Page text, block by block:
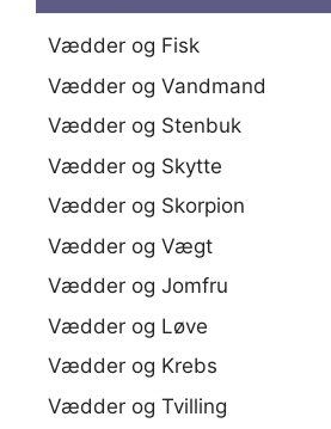
Vædder og Fisk
Vædder og Vandmand
Vædder og Stenbuk
Vædder og Skytte
Vædder og Skorpion
Vædder og Vægt
Vædder og Jomfru
Vædder og Løve
Vædder og Krebs
Vædder og Tvilling